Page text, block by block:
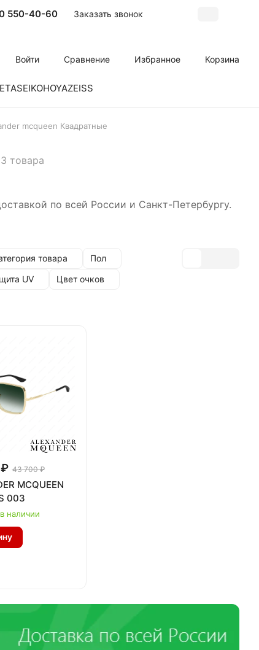
550-40-60 Заказать звонок
Войти Сравнение Избранное Корзина
SEIKOHOYAZEISS
mcqueen Квадратные
3 товара
по всей России и Санкт-Петербургу.
товара
Пол
UV
Цвет очков
43 700 ₽
MCQUEEN
003
наличии